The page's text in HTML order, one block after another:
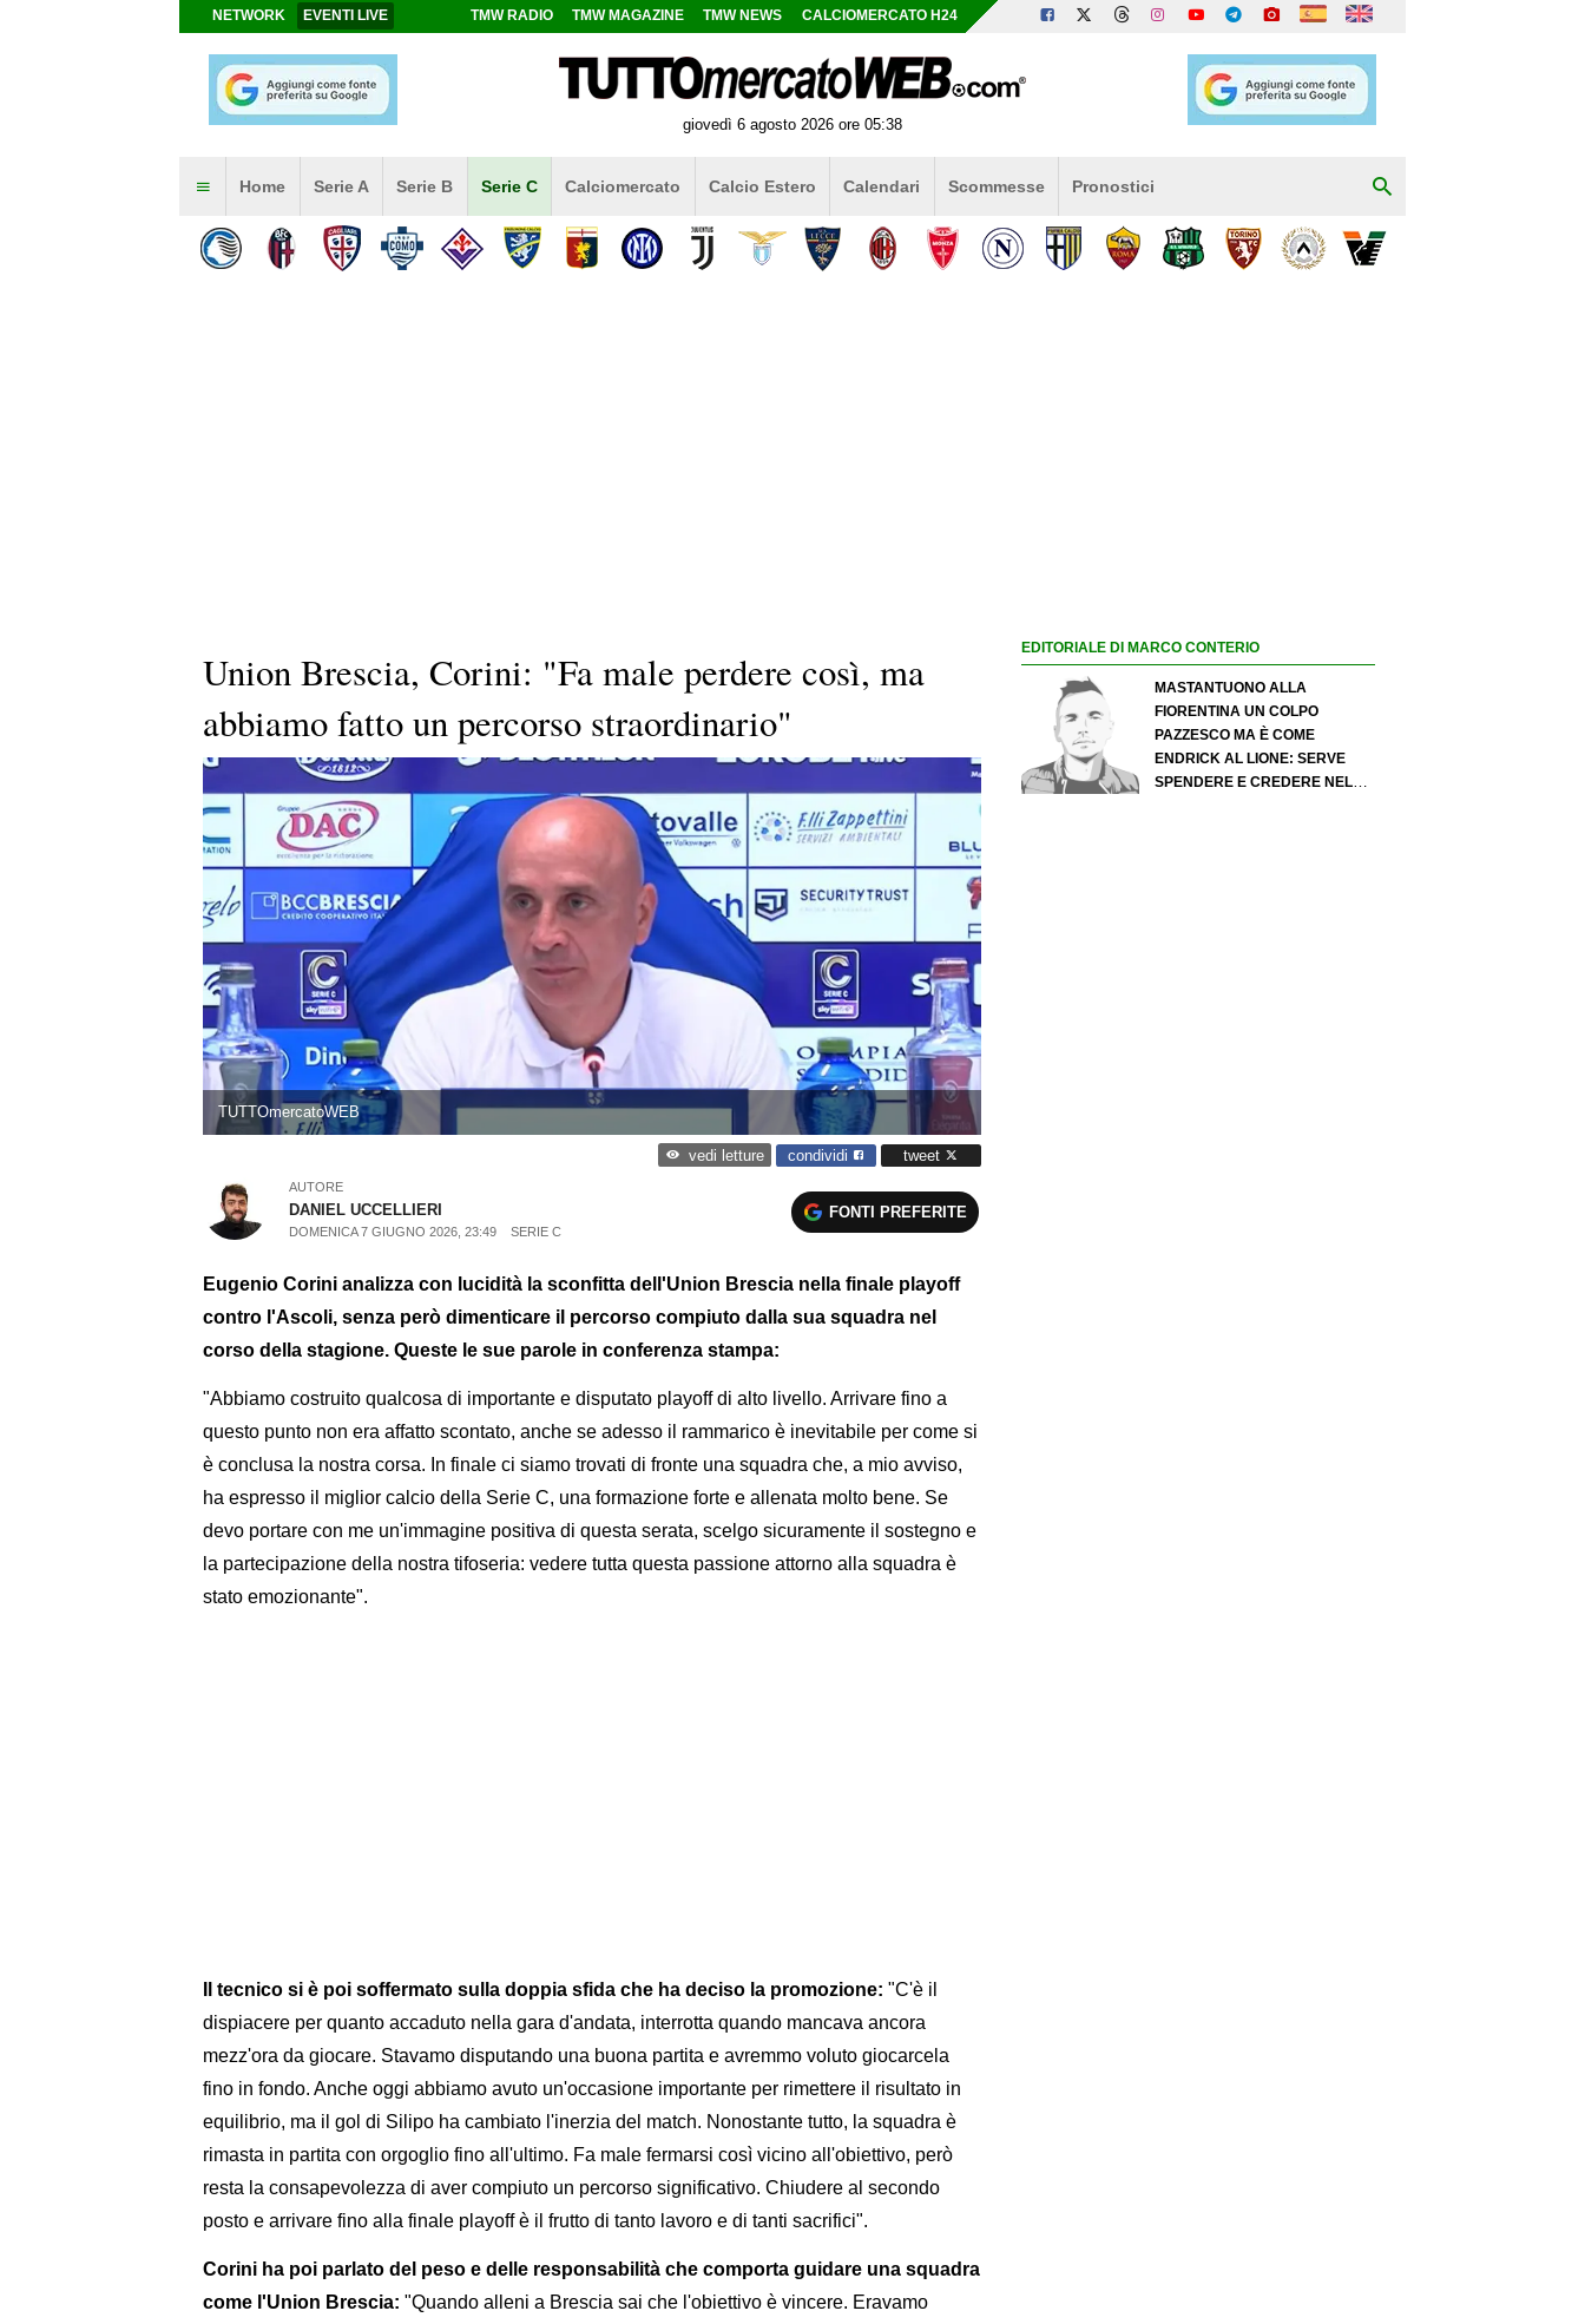
NETWORK EVENTI LIVE TMW RADIO TMW MAGAZINE TMW NEWS CALCIOMERCATO H24
giovedì 6 agosto 2026 ore 05:38
Home Serie A Serie B Serie C Calciomercato Calcio Estero Calendari Scommesse Pronostici
Union Brescia, Corini: "Fa male perdere così, ma
abbiamo fatto un percorso straordinario"
TUTTOmercatoWEB
vedi letture condividi tweet
AUTORE
DANIEL UCCELLIERI
DOMENICA 7 GIUGNO 2026, 23:49 SERIE C
FONTI PREFERITE
Eugenio Corini analizza con lucidità la sconfitta dell'Union Brescia nella finale playoff
contro l'Ascoli, senza però dimenticare il percorso compiuto dalla sua squadra nel
corso della stagione. Queste le sue parole in conferenza stampa:
"Abbiamo costruito qualcosa di importante e disputato playoff di alto livello. Arrivare fino a
questo punto non era affatto scontato, anche se adesso il rammarico è inevitabile per come si
è conclusa la nostra corsa. In finale ci siamo trovati di fronte una squadra che, a mio avviso,
ha espresso il miglior calcio della Serie C, una formazione forte e allenata molto bene. Se
devo portare con me un'immagine positiva di questa serata, scelgo sicuramente il sostegno e
la partecipazione della nostra tifoseria: vedere tutta questa passione attorno alla squadra è
stato emozionante".
Il tecnico si è poi soffermato sulla doppia sfida che ha deciso la promozione: "C'è il
dispiacere per quanto accaduto nella gara d'andata, interrotta quando mancava ancora
mezz'ora da giocare. Stavamo disputando una buona partita e avremmo voluto giocarcela
fino in fondo. Anche oggi abbiamo avuto un'occasione importante per rimettere il risultato in
equilibrio, ma il gol di Silipo ha cambiato l'inerzia del match. Nonostante tutto, la squadra è
rimasta in partita con orgoglio fino all'ultimo. Fa male fermarsi così vicino all'obiettivo, però
resta la consapevolezza di aver compiuto un percorso significativo. Chiudere al secondo
posto e arrivare fino alla finale playoff è il frutto di tanto lavoro e di tanti sacrifici".
Corini ha poi parlato del peso e delle responsabilità che comporta guidare una squadra
come l'Union Brescia: "Quando alleni a Brescia sai che l'obiettivo è vincere. Eravamo
EDITORIALE DI MARCO CONTERIO
MASTANTUONO ALLA
FIORENTINA UN COLPO
PAZZESCO MA È COME
ENDRICK AL LIONE: SERVE
SPENDERE E CREDERE NELLO